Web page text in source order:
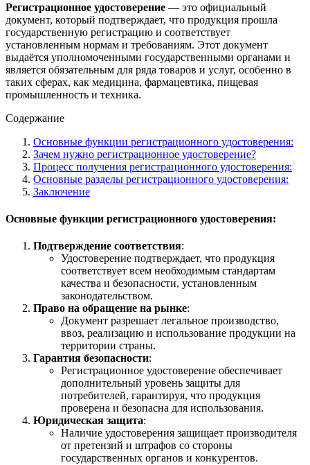
Регистрационное удостоверение — это официальный
документ, который подтверждает, что продукция прошла
государственную регистрацию и соответствует
установленным нормам и требованиям. Этот документ
выдаётся уполномоченными государственными органами и
является обязательным для ряда товаров и услуг, особенно в
таких сферах, как медицина, фармацевтика, пищевая
промышленность и техника.
Содержание
Основные функции регистрационного удостоверения:
Зачем нужно регистрационное удостоверение?
Процесс получения регистрационного удостоверения:
Основные разделы регистрационного удостоверения:
Заключение
Основные функции регистрационного удостоверения:
Подтверждение соответствия:
Удостоверение подтверждает, что продукция
соответствует всем необходимым стандартам
качества и безопасности, установленным
законодательством.
Право на обращение на рынке:
Документ разрешает легальное производство,
ввоз, реализацию и использование продукции на
территории страны.
Гарантия безопасности:
Регистрационное удостоверение обеспечивает
дополнительный уровень защиты для
потребителей, гарантируя, что продукция
проверена и безопасна для использования.
Юридическая защита:
Наличие удостоверения защищает производителя
от претензий и штрафов со стороны
государственных органов и конкурентов.